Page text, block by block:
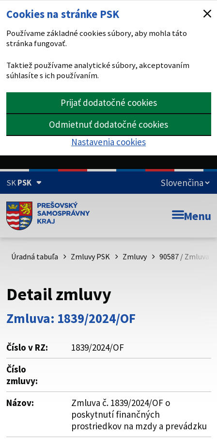
Cookies na stránke PSK
Používame základné cookies súbory, aby mohla táto
stránka fungovať.
Taktiež používame analytické súbory, akceptovaním
súhlasíte s ich používaním.
Prijať dodatočné cookies
Odmietnuť dodatočné cookies
Nastavenia cookies
SKPSK
Doména psk.sk je oficiálna
Toto je oficiálna webová stránka Prešovského
psk.sk.
Buďte pozorní a vždy sa uistite, že zdieľate informácie iba
cez zabezpečenú webovú stránku. Zabezpečená stránka
vždy začína https:// pred názvom domény webového sídla.
Menu
Úradná tabuľa Zmluvy PSK Zmluvy 90587 / Zmluva
Detail zmluvy
Zmluva: 1839/2024/OF
Číslo v RZ:
1839/2024/OF
Číslo
zmluvy:
Názov:
Zmluva č. 1839/2024/OF o
poskytnutí finančných
prostriedkov na mzdy a prevádzku